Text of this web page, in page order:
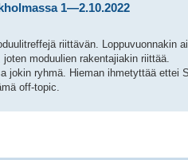
1—2.10.2022
riittävän. Loppuvuonnakin
moduulien rakentajiakin riittää.
jokin ryhmä. Hieman ihmetyttää
off-topic.